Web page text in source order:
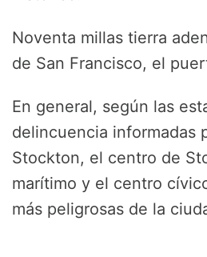
Noventa millas tierra
de San Francisco, el
En general, según las
delincuencia informadas
Stockton, el centro de
marítimo y el centro
más peligrosas de la